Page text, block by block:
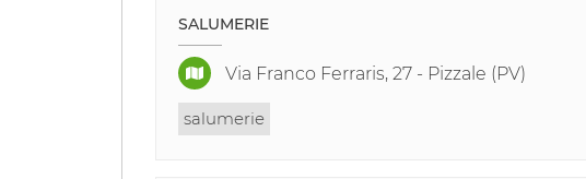
SALUMERIE
Via Franco Ferraris, 27 - Pizzale (PV)
salumerie